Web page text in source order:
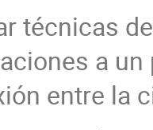
técnicas
a
entre la